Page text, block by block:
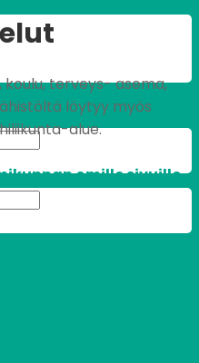
koulu, terveys- asema,
löytyy myös
alue.
omille sivuille.